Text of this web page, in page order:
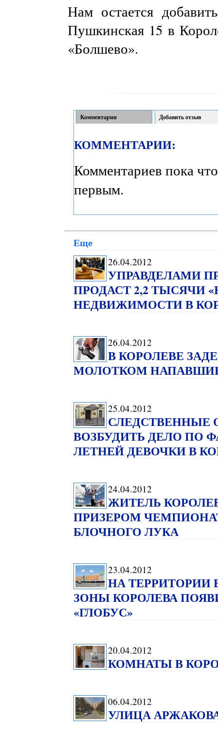
Нам остается
Пушкинская 15 в
«Болшево».
Комментарии Добавить отзыв
КОММЕНТАРИИ:
Комментариев пока
первым.
Еще
26.04.2012
УПРАВДЕЛАМИ
ПРОДАСТ 2,2 ТЫСЯЧИ
НЕДВИЖИМОСТИ В
26.04.2012
В КОРОЛЕВЕ
МОЛОТКОМ
25.04.2012
СЛЕДСТВЕННЫЕ
ВОЗБУДИТЬ ДЕЛО ПО
ЛЕТНЕЙ ДЕВОЧКИ В
24.04.2012
ЖИТЕЛЬ
ПРИЗЕРОМ
БЛОЧНОГО ЛУКА
23.04.2012
НА
ЗОНЫ КОРОЛЕВА
«ГЛОБУС»
20.04.2012
КОМНАТЫ В
06.04.2012
УЛИЦА